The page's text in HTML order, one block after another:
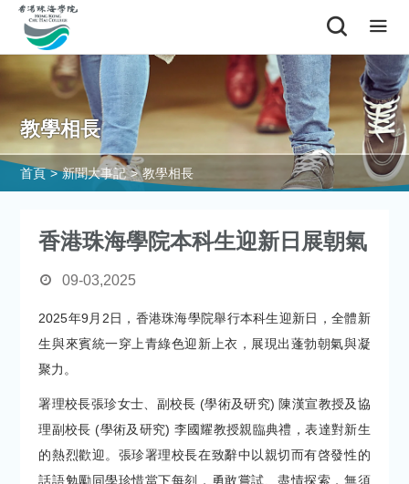
教學相長
首頁 > 新聞大事記 > 教學相長
香港珠海學院本科生迎新日展朝氣
09-03,2025
2025年9月2日，香港珠海學院舉行本科生迎新日，全體新
生與來賓統一穿上青綠色迎新上衣，展現出蓬勃朝氣與凝
聚力。
署理校長張珍女士、副校長 (學術及研究) 陳漢宣教授及協
理副校長 (學術及研究) 李國耀教授親臨典禮，表達對新生
的熱烈歡迎。張珍署理校長在致辭中以親切而有啓發性的
話語勉勵同學珍惜當下每刻，勇敢嘗試、盡情探索，無須